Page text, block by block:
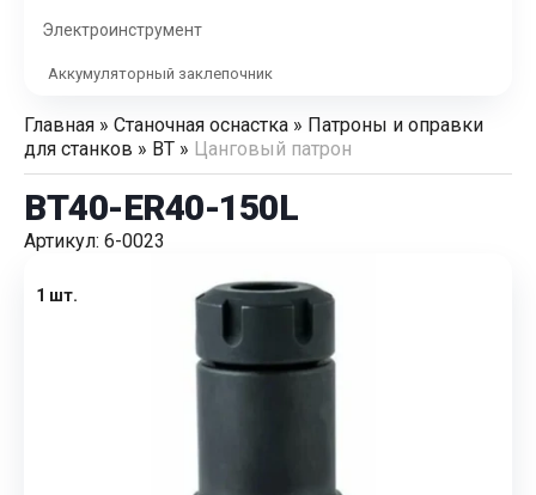
Электроинструмент
Аккумуляторный заклепочник
Главная » Станочная оснастка » Патроны и оправки
для станков » BT » Цанговый патрон
BT40-ER40-150L
Артикул: 6-0023
1 шт.